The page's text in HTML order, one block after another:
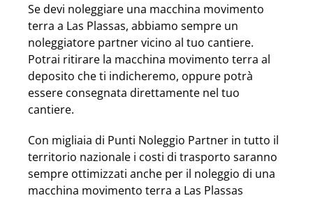
Se devi noleggiare una macchina movimento
terra a Las Plassas, abbiamo sempre un
noleggiatore partner vicino al tuo cantiere.
Potrai ritirare la macchina movimento terra al
deposito che ti indicheremo, oppure potrà
essere consegnata direttamente nel tuo
cantiere.
Con migliaia di Punti Noleggio Partner in tutto il
territorio nazionale i costi di trasporto saranno
sempre ottimizzati anche per il noleggio di una
macchina movimento terra a Las Plassas